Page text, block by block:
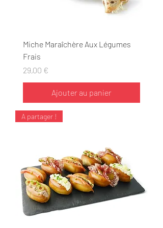
Miche Maraîchère Aux Légumes
Frais
Prix
29,00 €
Ajouter au panier
A partager !